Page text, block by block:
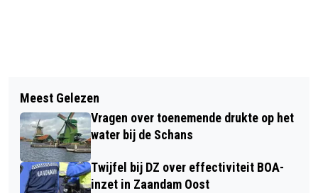
FILIAAL RABOBANK VAN
ANKERSMIDPLEIN NAAR WESTZIJDE
SCHADE AAN TWEE WONINGEN DOOR
UIT KOERS GERAAKTE AUTO
Meest Gelezen
Vragen over toenemende drukte op het
water bij de Schans
Twijfel bij DZ over effectiviteit BOA-
inzet in Zaandam Oost